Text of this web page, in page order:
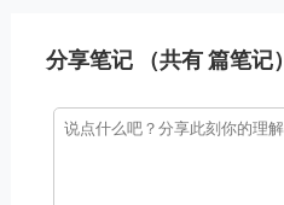
示产品质感。
分享笔记 （共有篇笔记）